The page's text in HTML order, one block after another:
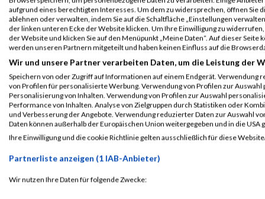
3800
Yannic Ewen
3820
Pascal Alles
3864
James Lewis
3731
Karl-Heinz Holzknecht
4104
Alex Fandel
3982
Thomas Rohe
3901
Johann Scheck
3732
Markus Kessler
3796
Pascal
4051
Didier
aufgrund eines berechtigten Interesses. Um dem zu widersprechen, öffnen Sie
ablehnen oder verwalten, indem Sie auf die Schaltfläche „Einstellungen
der linken unteren Ecke der Website klicken. Um Ihre Einwilligung zu
der Website und klicken Sie auf den Menüpunkt „Meine Daten“. Auf dieser
werden unseren Partnern mitgeteilt und haben keinen Einfluss auf die
Wir und unsere Partner verarbeiten Daten, um die Leistung der
Speichern von oder Zugriff auf Informationen auf einem Endgerät. Verwendung
von Profilen für personalisierte Werbung. Verwendung von Profilen zur
Personalisierung von Inhalten. Verwendung von Profilen zur Auswahl
Performance von Inhalten. Analyse von Zielgruppen durch Statistiken oder
und Verbesserung der Angebote. Verwendung reduzierter Daten zur Auswahl
Daten können außerhalb der Europäischen Union weitergegeben und in die USA
Ihre Einwilligung und die cookie Richtlinie gelten ausschließlich für diese
Partnerliste anzeigen (1 IAB-Anbieter)
Wir nutzen Ihre Daten für folgende Zwecke: